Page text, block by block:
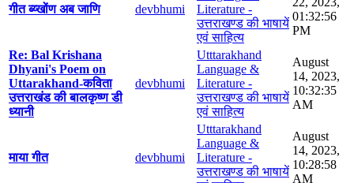
गीत ब्य्खोंण अब जाणि devbhumi
Literature -
उत्तराखण्ड की भाषायें
एवं साहित्य
01:32:56
PM
Re: Bal Krishana
Dhyani's Poem on
Uttarakhand-कविता
उत्तराखंड की बालकृष्ण डी
ध्यानी
devbhumi
Utttarakhand
Language &
Literature -
उत्तराखण्ड की भाषायें
एवं साहित्य
August
14, 2023,
10:32:35
AM
माया गीत devbhumi
Utttarakhand
Language &
Literature -
उत्तराखण्ड की भाषायें
August
14, 2023,
10:28:58
AM